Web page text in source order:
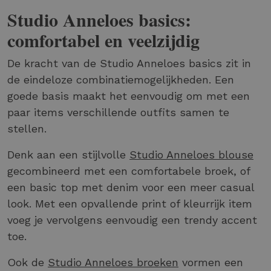
Studio Anneloes basics:
comfortabel en veelzijdig
De kracht van de Studio Anneloes basics zit in
de eindeloze combinatiemogelijkheden. Een
goede basis maakt het eenvoudig om met een
paar items verschillende outfits samen te
stellen.
Denk aan een stijlvolle Studio Anneloes blouse
gecombineerd met een comfortabele broek, of
een basic top met denim voor een meer casual
look. Met een opvallende print of kleurrijk item
voeg je vervolgens eenvoudig een trendy accent
toe.
Ook de Studio Anneloes broeken vormen een